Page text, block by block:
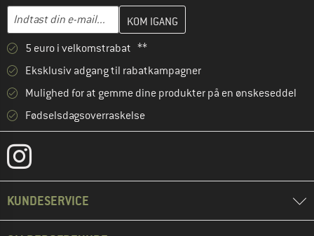
E-mail-adresse
Indtast din e-mailadresse her, og opret i næste trin din
5 euro i velkomstrabat **
Eksklusiv adgang til rabatkampagner
Mulighed for at gemme dine produkter på en ønskeseddel
Fødselsdagsoverraskelse
KUNDESERVICE